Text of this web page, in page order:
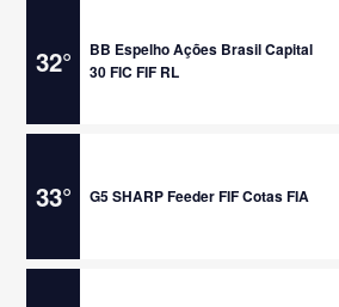
32°
BB Espelho Ações Brasil Capital
30 FIC FIF RL
33° G5 SHARP Feeder FIF Cotas FIA